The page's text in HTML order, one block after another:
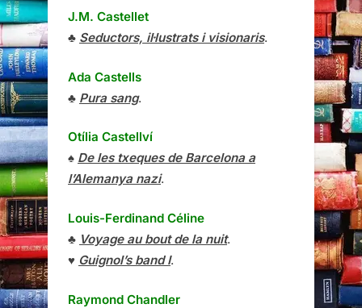
J.M. Castellet
♣ Seductors, il·lustrats i visionaris.
Ada Castells
♣ Pura sang.
Otília Castellví
♠ De les txeques de Barcelona a
l’Alemanya nazi.
Louis-Ferdinand Céline
♣ Voyage au bout de la nuit.
♥ Guignol’s band I.
Raymond Chandler